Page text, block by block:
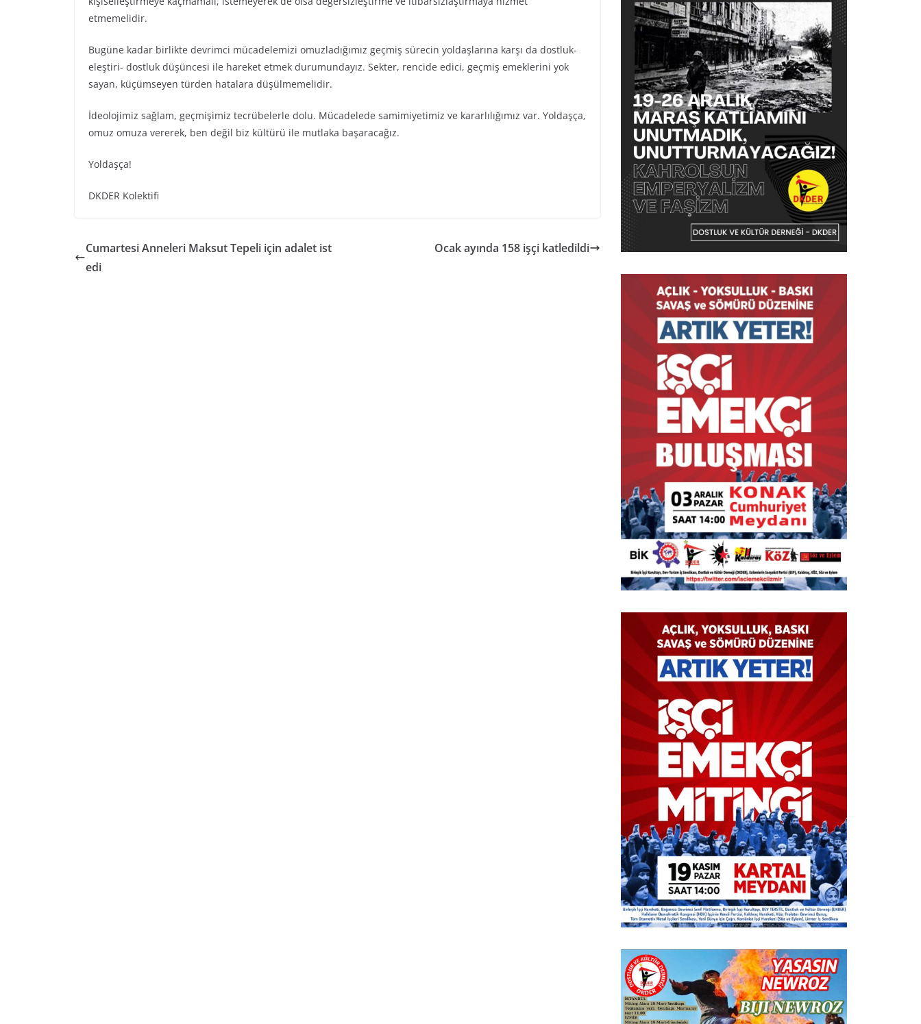
etmemelidir.
Bugüne kadar birlikte devrimci mücadelemizi omuzladığımız geçmiş sürecin yoldaşlarına karşı da dostluk-
eleştiri- dostluk düşüncesi ile hareket etmek durumundayız. Sekter, rencide edici, geçmiş emeklerini yok
sayan, küçümseyen türden hatalara düşülmemelidir.
İdeolojimiz sağlam, geçmişimiz tecrübelerle dolu. Mücadelede samimiyetimiz ve kararlılığımız var. Yoldaşça,
omuz omuza vererek, ben değil biz kültürü ile mutlaka başaracağız.
Yoldaşça!
DKDER Kolektifi
Cumartesi Anneleri Maksut Tepeli için adalet ist
edi
Ocak ayında 158 işçi katledildi